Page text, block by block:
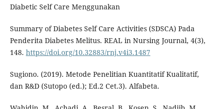
Diabetic Self Care Menggunakan
Summary of Diabetes Self Care Activities (SDSCA) Pada
Penderita Diabetes Melitus. REAL in Nursing Journal, 4(3),
148. https://doi.org/10.32883/rnj.v4i3.1487
Sugiono. (2019). Metode Penelitian Kuantitatif Kualitatif,
dan R&D (Sutopo (ed.); Ed.2 Cet.3). Alfabeta.